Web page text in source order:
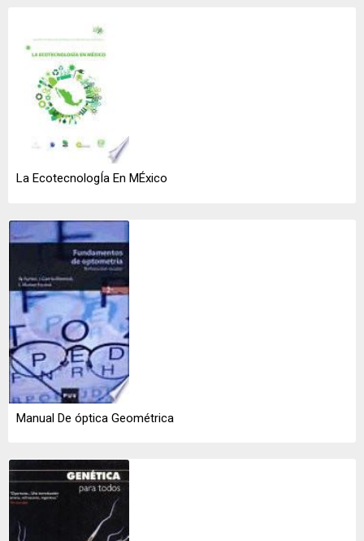
La EcotecnologÍa En MÉxico
Manual De óptica Geométrica